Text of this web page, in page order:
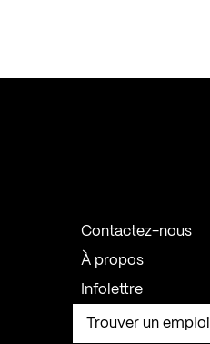
Contactez-nous
À propos
Infolettre
Trouver un emploi